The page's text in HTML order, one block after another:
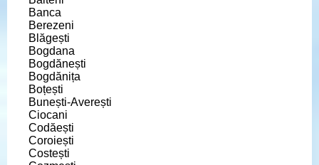
Banca
Berezeni
Blăgești
Bogdana
Bogdănești
Bogdănița
Boțești
Bunești-Averești
Ciocani
Codăești
Coroiești
Costești